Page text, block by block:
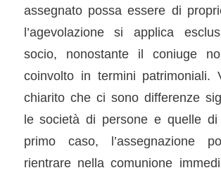
assegnato possa essere di
l’agevolazione si applica
socio, nonostante il coniuge
coinvolto in termini patrimoniali.
chiarito che ci sono differenze
le società di persone e quelle di
primo caso, l’assegnazione
rientrare nella comunione